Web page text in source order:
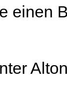
einen